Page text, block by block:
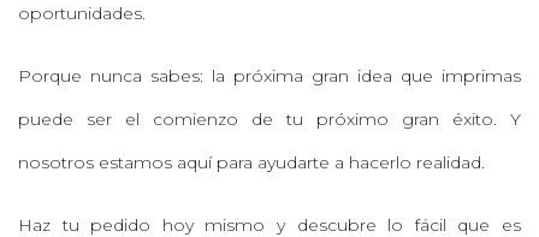
oportunidades.
Porque nunca sabes: la próxima gran idea que imprimas
puede ser el comienzo de tu próximo gran éxito. Y
nosotros estamos aquí para ayudarte a hacerlo realidad.
Haz tu pedido hoy mismo y descubre lo fácil que es